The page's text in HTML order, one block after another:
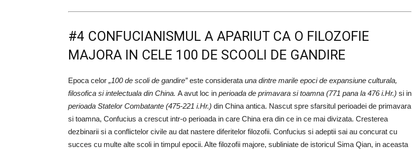
#4 CONFUCIANISMUL A APARIUT CA O FILOZOFIE
MAJORA IN CELE 100 DE SCOOLI DE GANDIRE
Epoca celor „100 de scoli de gandire”este considerata una dintre marile epoci de expansiune culturala,
filosofica si intelectuala din China. A avut loc in perioada de primavara si toamna (771 pana la 476 i.Hr.) si in
perioada Statelor Combatante (475-221 i.Hr.) din China antica. Nascut spre sfarsitul perioadei de primavara
si toamna, Confucius a crescut intr-o perioada in care China era din ce in ce mai divizata. Cresterea
dezbinarii si a conflictelor civile au dat nastere diferitelor filozofii. Confucius si adeptii sai au concurat cu
succes cu multe alte scoli in timpul epocii. Alte filozofii majore, subliniate de istoricul Sima Qian, in aceasta